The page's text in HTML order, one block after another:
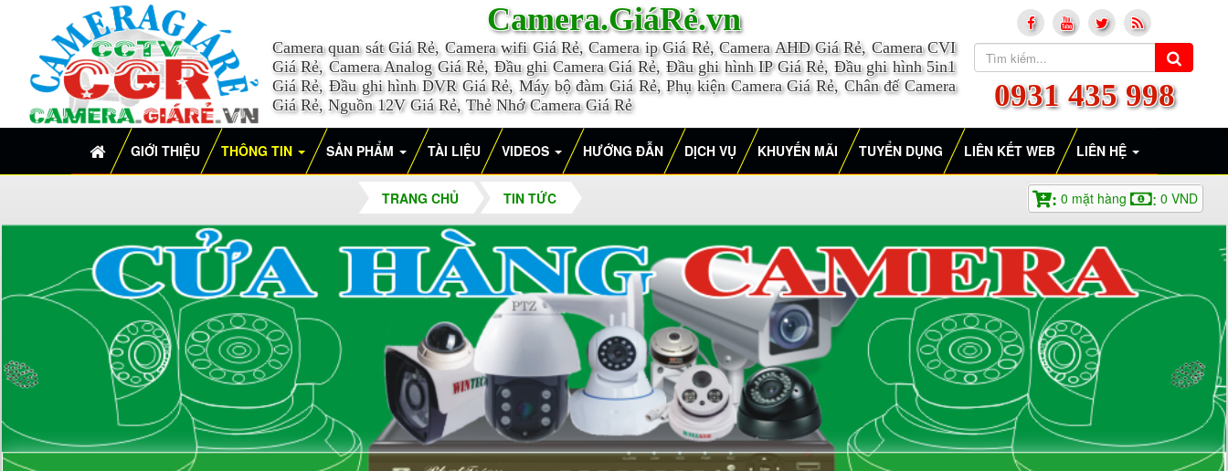
Camera.GiáRẻ.vn
Camera quan sát Giá Rẻ, Camera wifi Giá Rẻ, Camera ip Giá Rẻ, Camera AHD Giá Rẻ, Camera CVI
Giá Rẻ, Camera Analog Giá Rẻ, Đầu ghi Camera Giá Rẻ, Đầu ghi hình IP Giá Rẻ, Đầu ghi hình 5in1
Giá Rẻ, Đầu ghi hình DVR Giá Rẻ, Máy bộ đàm Giá Rẻ, Phụ kiện Camera Giá Rẻ, Chân đế Camera
Giá Rẻ, Nguồn 12V Giá Rẻ, Thẻ Nhớ Camera Giá Rẻ
0931 435 998
GIỚI THIỆU THÔNG TIN SẢN PHẨM TÀI LIỆU VIDEOS HƯỚNG ĐẪN DỊCH VỤ KHUYẾN MÃI TUYỂN DỤNG LIÊN KẾT WEB LIÊN HỆ
TRANG CHỦ TIN TỨC : 0 mặt hàng : 0 VND